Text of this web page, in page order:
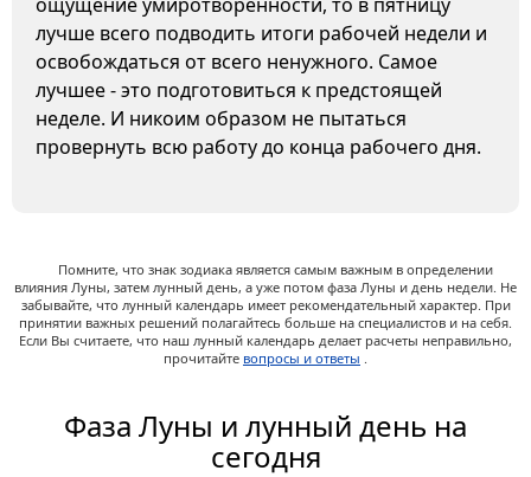
лучше всего подводить итоги рабочей недели и
освобождаться от всего ненужного. Самое
лучшее - это подготовиться к предстоящей
неделе. И никоим образом не пытаться
провернуть всю работу до конца рабочего дня.
Помните, что знак зодиака является самым важным в определении
влияния Луны, затем лунный день, а уже потом фаза Луны и день недели. Не
забывайте, что лунный календарь имеет рекомендательный характер. При
принятии важных решений полагайтесь больше на специалистов и на себя.
Если Вы считаете, что наш лунный календарь делает расчеты неправильно,
прочитайте вопросы и ответы .
Фаза Луны и лунный день на
сегодня